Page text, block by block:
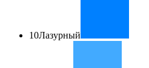
10Лазурный